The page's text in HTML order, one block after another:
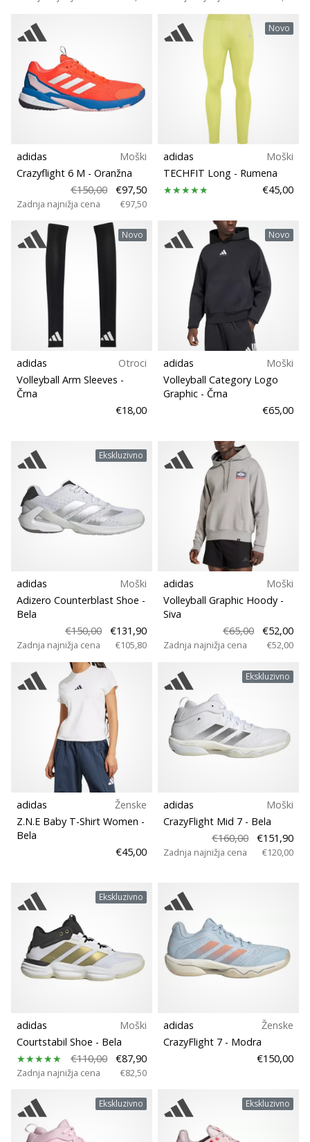
adidas
Moški
Crazyflight 6 M - Oranžna
€150,00
€97,50
Zadnja najnižja cena €97,50
Novo
adidas
Moški
TECHFIT Long - Rumena
€45,00
Novo
adidas
Otroci
Volleyball Arm Sleeves -
Črna
€18,00
Novo
adidas
Moški
Volleyball Category Logo
Graphic - Črna
€65,00
Ekskluzivno
adidas
Moški
Adizero Counterblast Shoe -
Bela
€150,00
€131,90
Zadnja najnižja cena €105,80
adidas
Moški
Volleyball Graphic Hoody -
Siva
€65,00
€52,00
Zadnja najnižja cena €52,00
adidas
Ženske
Z.N.E Baby T-Shirt Women -
Bela
€45,00
Ekskluzivno
adidas
Moški
CrazyFlight Mid 7 - Bela
€160,00
€151,90
Zadnja najnižja cena €120,00
Ekskluzivno
adidas
Moški
Courtstabil Shoe - Bela
€110,00
€87,90
Zadnja najnižja cena €82,50
adidas
Ženske
CrazyFlight 7 - Modra
€150,00
Ekskluzivno Ekskluzivno